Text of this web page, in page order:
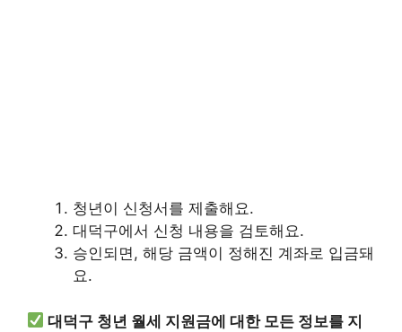
청년이 신청서를 제출해요.
대덕구에서 신청 내용을 검토해요.
승인되면, 해당 금액이 정해진 계좌로 입금돼
요.
대덕구 청년 월세 지원금에 대한 모든 정보를 지